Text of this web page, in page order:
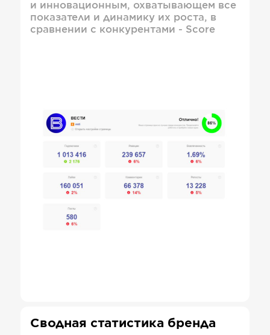
и инновационным, охватывающем все
показатели и динамику их роста, в
сравнении с конкурентами - Score
Сводная статистика бренда